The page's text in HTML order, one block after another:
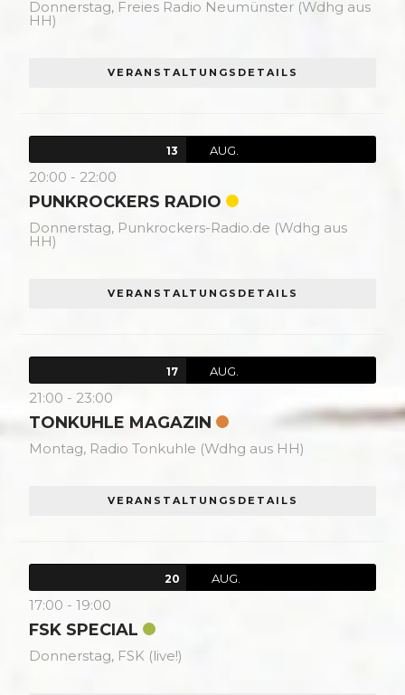
Donnerstag, Freies Radio Neumünster (Wdhg aus
HH)
VERANSTALTUNGSDETAILS
13 AUG.
20:00 - 22:00
PUNKROCKERS RADIO
Donnerstag, Punkrockers-Radio.de (Wdhg aus
HH)
VERANSTALTUNGSDETAILS
17 AUG.
21:00 - 23:00
TONKUHLE MAGAZIN
Montag, Radio Tonkuhle (Wdhg aus HH)
VERANSTALTUNGSDETAILS
20 AUG.
17:00 -19:00
FSK SPECIAL
Donnerstag, FSK (live!)